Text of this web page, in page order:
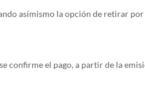
asímismo la opción de retirar
confirme el pago, a partir de la